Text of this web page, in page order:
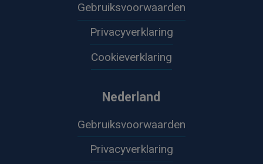
Gebruiksvoorwaarden
Privacyverklaring
Cookieverklaring
Nederland
Gebruiksvoorwaarden
Privacyverklaring